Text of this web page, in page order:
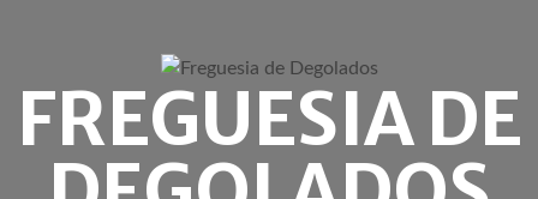
FREGUESIA DE